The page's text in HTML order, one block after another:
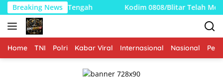
Langsung
ke
konten
Breaking NewsKodim 0808/Blitar Telah Menyelesaikan
Home TNI Polri Kabar Viral Internasional Nasional